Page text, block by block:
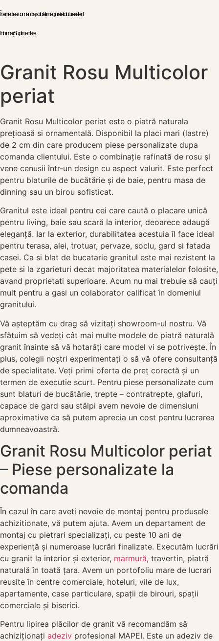
Înainte de a comanda, solicitați imagini ale lotului existent
Informații Suplimentare
Granit Rosu Multicolor
periat
Granit Rosu Multicolor periat este o piatră naturala
prețioasă si ornamentală. Disponibil la placi mari (lastre)
de 2 cm din care producem piese personalizate dupa
comanda clientului. Este o combinație rafinată de rosu și
vene cenusii într-un design cu aspect valurit. Este perfect
pentru blaturile de bucătărie și de baie, pentru masa de
dinning sau un birou sofisticat.
Granitul este ideal pentru cei care caută o placare unică
pentru living, baie sau scară la interior, deoarece adaugă
eleganță. Iar la exterior, durabilitatea acestuia îl face ideal
pentru terasa, alei, trotuar, pervaze, soclu, gard si fatada
casei. Ca si blat de bucatarie granitul este mai rezistent la
pete si la zgarieturi decat majoritatea materialelor folosite,
avand proprietati superioare. Acum nu mai trebuie să cauți
mult pentru a gasi un colaborator calificat în domeniul
granitului.
Vă așteptăm cu drag să vizitați showroom-ul nostru. Vă
sfătuim să vedeți cât mai multe modele de piatră naturală
granit înainte să vă hotarâți care model vi se potrivește. În
plus, colegii noștri experimentați o să vă ofere consultanță
de specialitate. Veți primi oferta de preț corectă și un
termen de executie scurt. Pentru piese personalizate cum
sunt blaturi de bucătărie, trepte – contratrepte, glafuri,
capace de gard sau stâlpi avem nevoie de dimensiuni
aproximative ca să putem aprecia un cost pentru lucrarea
dumneavoastră.
Granit Rosu Multicolor periat
– Piese personalizate la
comanda
În cazul în care aveti nevoie de montaj pentru produsele
achizitionate, vă putem ajuta. Avem un departament de
montaj cu pietrari specializați, cu peste 10 ani de
experiență și numeroase lucrări finalizate. Executăm lucrări
cu granit la interior și exterior, marmură, travertin, piatră
naturală în toată țara. Avem un portofoliu mare de lucrari
reusite în centre comerciale, hoteluri, vile de lux,
apartamente, case particulare, spații de birouri, spații
comerciale și biserici.
Pentru lipirea plăcilor de granit vă recomandăm să
achiziționați adeziv profesional MAPEI. Este un adeziv de